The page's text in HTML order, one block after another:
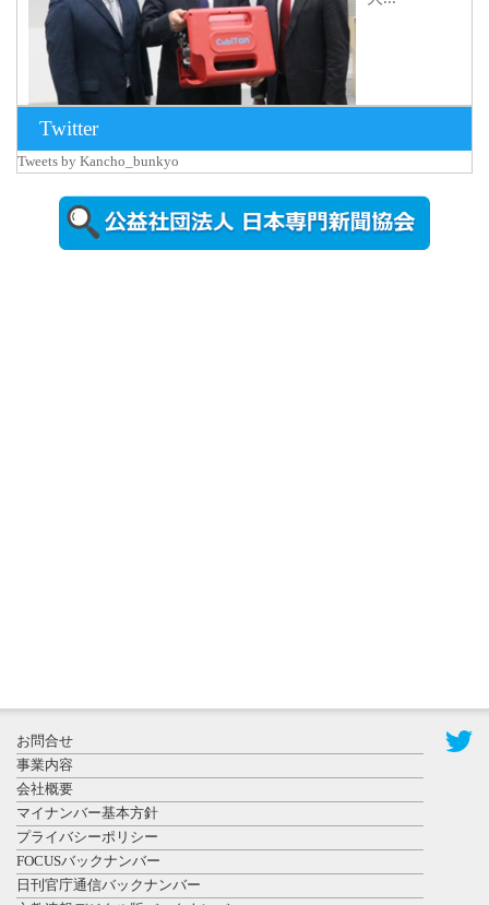
2026年8月5日
更新
農工大で大
登録有形文
化財となっ
た東北大植
物園八...
Twitter
Tweets by Kancho_bunkyo
お問合せ
事業内容
会社概要
マイナンバー基本方針
プライバシーポリシー
FOCUSバックナンバー
日刊官庁通信バックナンバー